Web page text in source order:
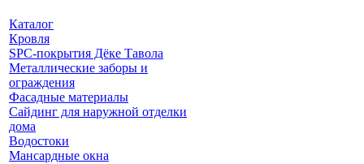
Каталог
Кровля
SPC-покрытия Дёке Тавола
Металлические заборы и
ограждения
Фасадные материалы
Сайдинг для наружной отделки
дома
Водостоки
Мансардные окна